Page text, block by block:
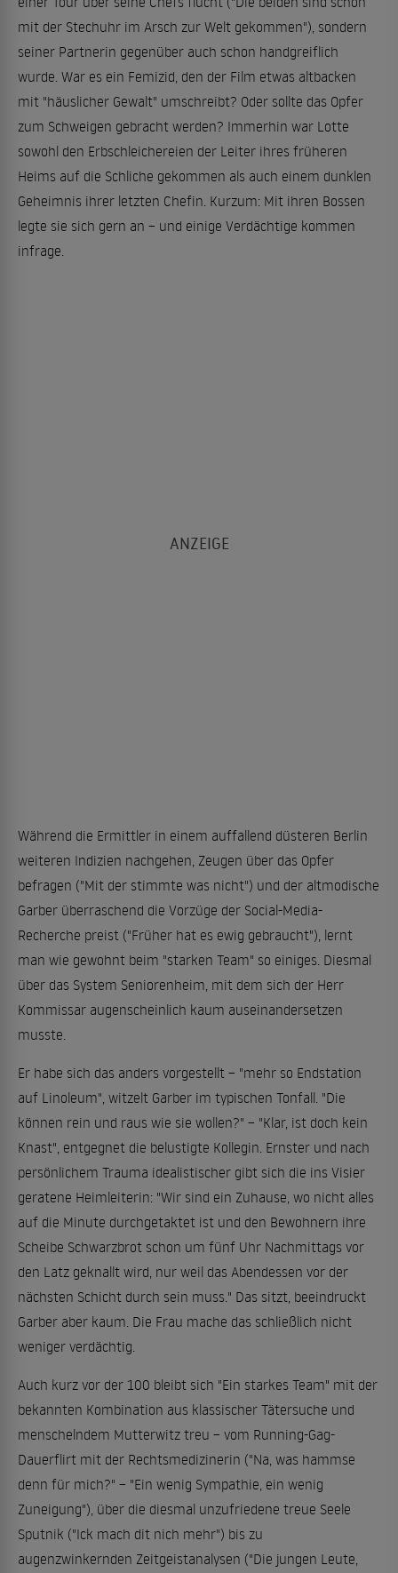
mit der Stechuhr im Arsch zur Welt gekommen"), sondern
seiner Partnerin gegenüber auch schon handgreiflich
wurde. War es ein Femizid, den der Film etwas altbacken
mit "häuslicher Gewalt" umschreibt? Oder sollte das Opfer
zum Schweigen gebracht werden? Immerhin war Lotte
sowohl den Erbschleichereien der Leiter ihres früheren
Heims auf die Schliche gekommen als auch einem dunklen
Geheimnis ihrer letzten Chefin. Kurzum: Mit ihren Bossen
legte sie sich gern an – und einige Verdächtige kommen
infrage.
Während die Ermittler in einem auffallend düsteren Berlin
weiteren Indizien nachgehen, Zeugen über das Opfer
befragen ("Mit der stimmte was nicht") und der altmodische
Garber überraschend die Vorzüge der Social-Media-
Recherche preist ("Früher hat es ewig gebraucht"), lernt
man wie gewohnt beim "starken Team" so einiges. Diesmal
über das System Seniorenheim, mit dem sich der Herr
Kommissar augenscheinlich kaum auseinandersetzen
musste.
Er habe sich das anders vorgestellt – "mehr so Endstation
auf Linoleum", witzelt Garber im typischen Tonfall. "Die
können rein und raus wie sie wollen?" – "Klar, ist doch kein
Knast", entgegnet die belustigte Kollegin. Ernster und nach
persönlichem Trauma idealistischer gibt sich die ins Visier
geratene Heimleiterin: "Wir sind ein Zuhause, wo nicht alles
auf die Minute durchgetaktet ist und den Bewohnern ihre
Scheibe Schwarzbrot schon um fünf Uhr Nachmittags vor
den Latz geknallt wird, nur weil das Abendessen vor der
nächsten Schicht durch sein muss." Das sitzt, beeindruckt
Garber aber kaum. Die Frau mache das schließlich nicht
weniger verdächtig.
Auch kurz vor der 100 bleibt sich "Ein starkes Team" mit der
bekannten Kombination aus klassischer Tätersuche und
menschelndem Mutterwitz treu – vom Running-Gag-
Dauerflirt mit der Rechtsmedizinerin ("Na, was hammse
denn für mich?" – "Ein wenig Sympathie, ein wenig
Zuneigung"), über die diesmal unzufriedene treue Seele
Sputnik ("Ick mach dit nich mehr") bis zu
augenzwinkernden Zeitgeistanalysen ("Die jungen Leute,